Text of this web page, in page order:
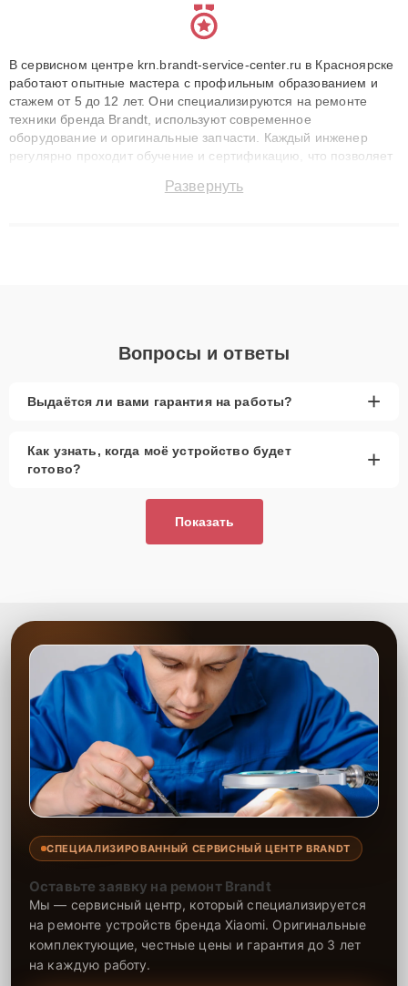
В сервисном центре krn.brandt-service-center.ru в Красноярске
работают опытные мастера с профильным образованием и
стажем от 5 до 12 лет. Они специализируются на ремонте
техники бренда Brandt, используют современное
оборудование и оригинальные запчасти. Каждый инженер
регулярно проходит обучение и сертификацию, что позволяет
технику с сохранением гарантии до 3 лет. Наши мастера
Развернуть
Вопросы и ответы
Выдаётся ли вами гарантия на работы? +
Как узнать, когда моё устройство будет
готово?
+
Показать
СПЕЦИАЛИЗИРОВАННЫЙ СЕРВИСНЫЙ ЦЕНТР BRANDT
Оставьте заявку на ремонт Brandt
Мы — сервисный центр, который специализируется
на ремонте устройств бренда Xiaomi. Оригинальные
комплектующие, честные цены и гарантия до 3 лет
на каждую работу.